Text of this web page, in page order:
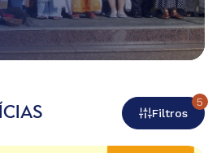
Filtros
5